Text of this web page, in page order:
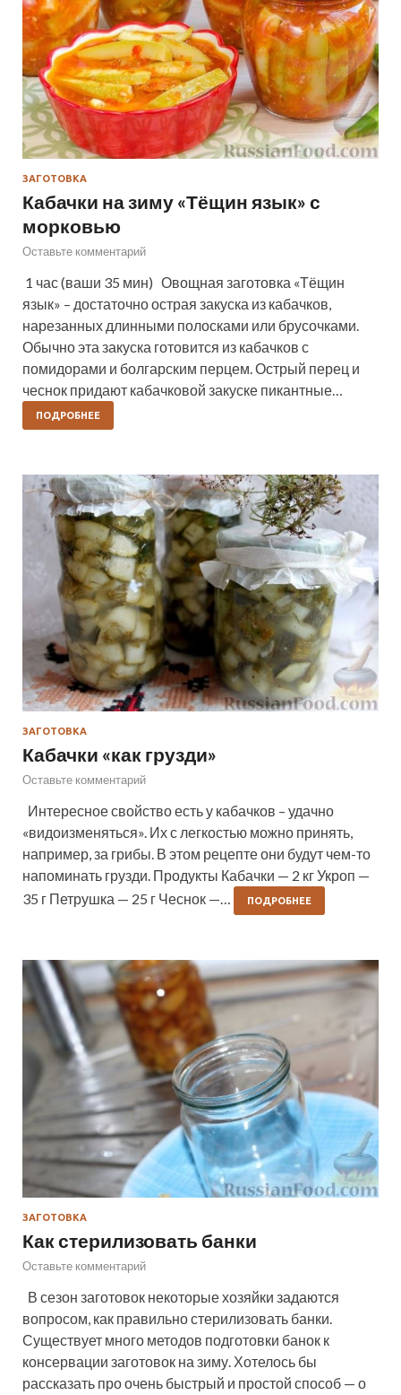
ЗАГОТОВКА
Кабачки на зиму «Тёщин язык» с
морковью
Оставьте комментарий
1 час (ваши 35 мин) Овощная заготовка «Тёщин
язык» – достаточно острая закуска из кабачков,
нарезанных длинными полосками или брусочками.
Обычно эта закуска готовится из кабачков с
помидорами и болгарским перцем. Острый перец и
чеснок придают кабачковой закуске пикантные…
ПОДРОБНЕЕ
ЗАГОТОВКА
Кабачки «как грузди»
Оставьте комментарий
Интересное свойство есть у кабачков – удачно
«видоизменяться». Их с легкостью можно принять,
например, за грибы. В этом рецепте они будут чем-то
напоминать грузди. Продукты Кабачки — 2 кг Укроп —
35 г Петрушка — 25 г Чеснок —…
ПОДРОБНЕЕ
ЗАГОТОВКА
Как стерилизовать банки
Оставьте комментарий
В сезон заготовок некоторые хозяйки задаются
вопросом, как правильно стерилизовать банки.
Существует много методов подготовки банок к
консервации заготовок на зиму. Хотелось бы
рассказать про очень быстрый и простой способ — о